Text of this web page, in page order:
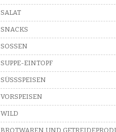
SALAT
SNACKS
SOSSEN
SUPPE-EINTOPF
SÜSSSPEISEN
VORSPEISEN
WILD
BROTWAREN UND